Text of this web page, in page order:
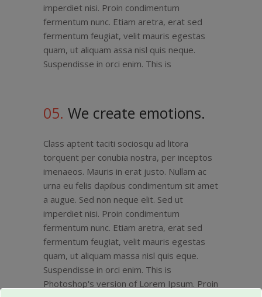
imperdiet nisi. Proin condimentum
fermentum nunc. Etiam aretra, erat sed
fermentum feugiat, velit mauris egestas
quam, ut aliquam assa nisl quis neque.
Suspendisse in orci enim. This is
05. We create emotions.
Class aptent taciti sociosqu ad litora
torquent per conubia nostra, per inceptos
imenaeos. Mauris in erat justo. Nullam ac
urna eu felis dapibus condimentum sit amet
a augue. Sed non neque elit. Sed ut
imperdiet nisi. Proin condimentum
fermentum nunc. Etiam aretra, erat sed
fermentum feugiat, velit mauris egestas
quam, ut aliquam massa nisl quis eque.
Suspendisse in orci enim. This is
Photoshop's version of Lorem Ipsum. Proin